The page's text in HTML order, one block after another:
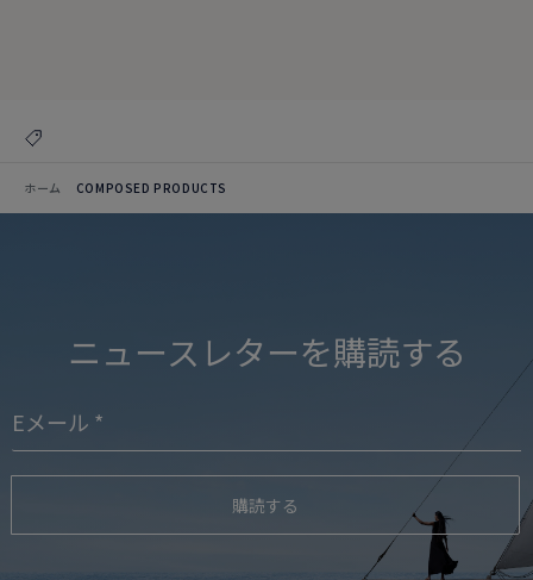
ホーム COMPOSED PRODUCTS
ニュースレターを購読する
購読する